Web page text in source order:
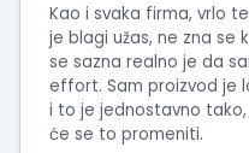
Kao i svaka firma, vrlo
je blagi užas, ne zna se
se sazna realno je da
effort. Sam proizvod je
i to je jednostavno
će se to promeniti.